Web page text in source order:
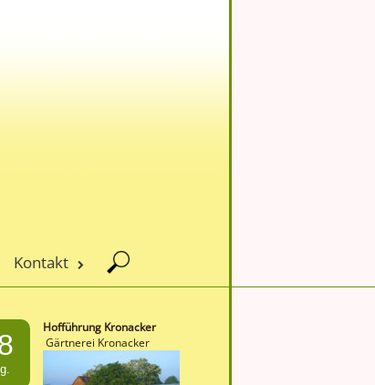
Kontakt
Hofführung Kronacker
Gärtnerei Kronacker